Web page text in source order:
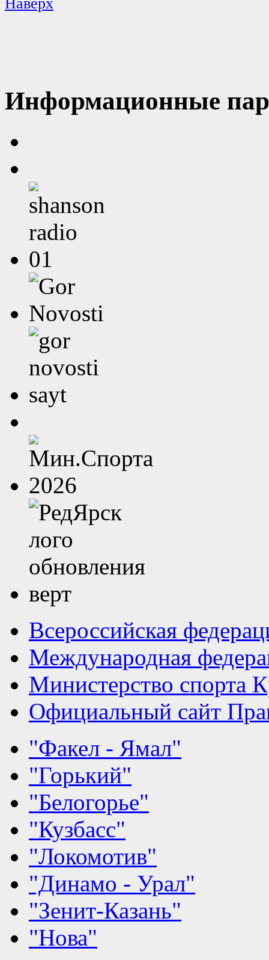
Информационные
Всероссийская
Международная
Министерство спорта
Официальный сайт
"Факел - Ямал"
"Горький"
"Белогорье"
"Кузбасс"
"Локомотив"
"Динамо - Урал"
"Зенит-Казань"
"Нова"